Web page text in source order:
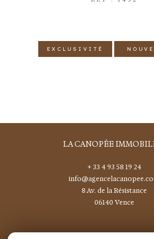
EXCLUSIVITÉ
LA CANOPÉE
+ 33 4 93 58 19 24
8 Av. de la Résistance
06140
vence